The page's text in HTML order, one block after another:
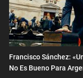
Francisco Sánchez:
No Es Bueno Para